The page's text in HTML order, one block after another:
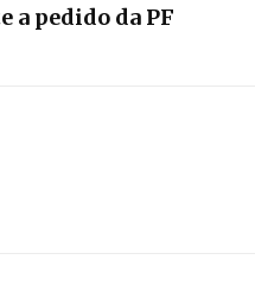
a pedido da PF